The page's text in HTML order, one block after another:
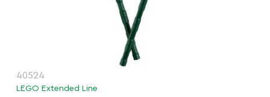
40524
LEGO Extended Line